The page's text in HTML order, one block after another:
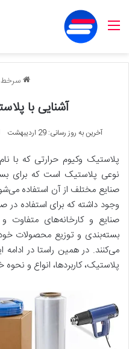
منو
سرخط
آشنایی با
آخرین به روز رسانی: 29 اردیبهشت
پلاستیک وکیوم حرارتی که با
نوعی پلاستیک است که برای
صنایع مختلف از آن استفاده
وجود داشته که برای استفاده در
صنایع و کارخانه‌های
بسته‌بندی و توزیع محصولات
می‌کنند. در همین راستا در
پلاستیک، کاربرد‌ها، انواع و